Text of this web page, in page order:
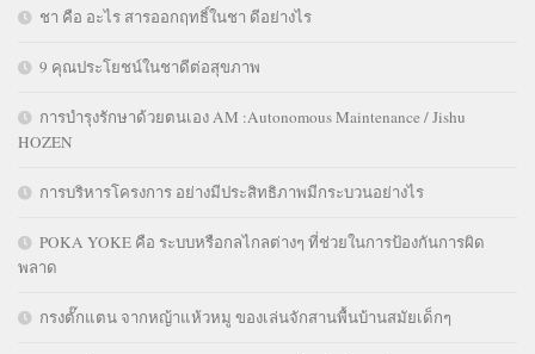
ชา คือ อะไร สารออกฤทธิ์ในชา ดีอย่างไร
9 คุณประโยชน์ในชาดีต่อสุขภาพ
การบำรุงรักษาด้วยตนเอง AM :Autonomous Maintenance / Jishu
HOZEN
การบริหารโครงการ อย่างมีประสิทธิภาพมีกระบวนอย่างไร
POKA YOKE คือ ระบบหรือกลไกลต่างๆ ที่ช่วยในการป้องกันการผิด
พลาด
กรงตั๊กแตน จากหญ้าแห้วหมู ของเล่นจักสานพื้นบ้านสมัยเด็กๆ